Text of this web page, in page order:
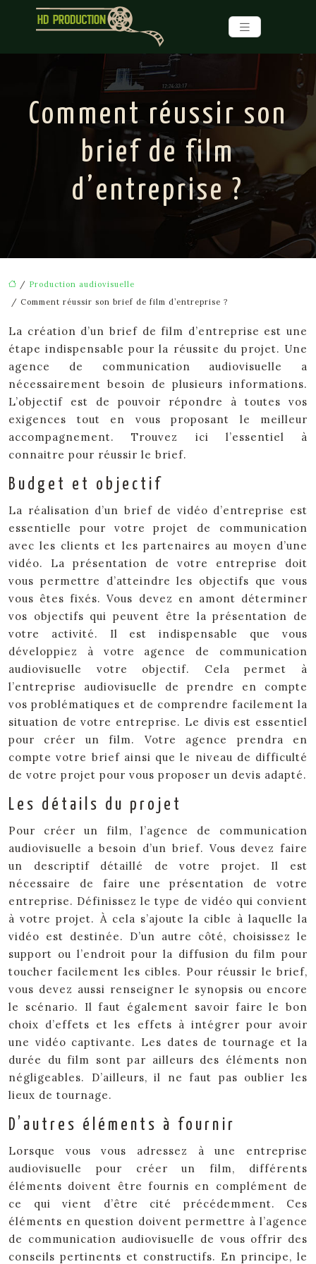
Comment réussir son
brief de film
d’entreprise ?
/ Production audiovisuelle
/ Comment réussir son brief de film d’entreprise ?
La création d’un brief de film d’entreprise est une
étape indispensable pour la réussite du projet. Une
agence de communication audiovisuelle a
nécessairement besoin de plusieurs informations.
L’objectif est de pouvoir répondre à toutes vos
exigences tout en vous proposant le meilleur
accompagnement. Trouvez ici l’essentiel à
connaitre pour réussir le brief.
Budget et objectif
La réalisation d’un brief de vidéo d’entreprise est
essentielle pour votre projet de communication
avec les clients et les partenaires au moyen d’une
vidéo. La présentation de votre entreprise doit
vous permettre d’atteindre les objectifs que vous
vous êtes fixés. Vous devez en amont déterminer
vos objectifs qui peuvent être la présentation de
votre activité. Il est indispensable que vous
développiez à votre agence de communication
audiovisuelle votre objectif. Cela permet à
l’entreprise audiovisuelle de prendre en compte
vos problématiques et de comprendre facilement la
situation de votre entreprise. Le divis est essentiel
pour créer un film. Votre agence prendra en
compte votre brief ainsi que le niveau de difficulté
de votre projet pour vous proposer un devis adapté.
Les détails du projet
Pour créer un film, l’agence de communication
audiovisuelle a besoin d’un brief. Vous devez faire
un descriptif détaillé de votre projet. Il est
nécessaire de faire une présentation de votre
entreprise. Définissez le type de vidéo qui convient
à votre projet. À cela s’ajoute la cible à laquelle la
vidéo est destinée. D’un autre côté, choisissez le
support ou l’endroit pour la diffusion du film pour
toucher facilement les cibles. Pour réussir le brief,
vous devez aussi renseigner le synopsis ou encore
le scénario. Il faut également savoir faire le bon
choix d’effets et les effets à intégrer pour avoir
une vidéo captivante. Les dates de tournage et la
durée du film sont par ailleurs des éléments non
négligeables. D’ailleurs, il ne faut pas oublier les
lieux de tournage.
D’autres éléments à fournir
Lorsque vous vous adressez à une entreprise
audiovisuelle pour créer un film, différents
éléments doivent être fournis en complément de
ce qui vient d’être cité précédemment. Ces
éléments en question doivent permettre à l’agence
de communication audiovisuelle de vous offrir des
conseils pertinents et constructifs. En principe, le